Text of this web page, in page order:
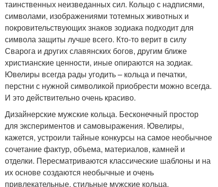
таинственных неизведанных сил. Кольцо с надписями,
символами, изображениями тотемных животных и
покровительствующих знаков зодиака подходит для
символа защиты лучше всего. Кто-то верит в силу
Сварога и других славянских богов, другим ближе
христианские ценности, иные опираются на зодиак.
Ювелиры всегда рады угодить – кольца и печатки,
перстни с нужной символикой приобрести можно всегда.
И это действительно очень красиво.
Дизайнерские мужские кольца. Бесконечный простор
для экспериментов и самовыражения. Ювелиры,
кажется, устроили тайные конкурсы на самое необычное
сочетание фактур, объема, материалов, камней и
отделки. Пересматриваются классические шаблоны и на
их основе создаются необычные и очень
привлекательные, стильные мужские кольца.